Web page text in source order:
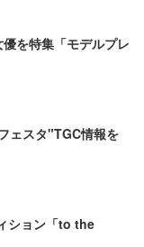
を特集「モデルプレ
ェスタ"TGC情報を
ション「to the